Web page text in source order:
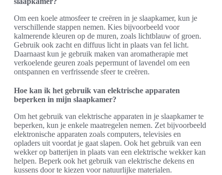
Om een koele atmosfeer te creëren in je slaapkamer, kun je
verschillende stappen nemen. Kies bijvoorbeeld voor
kalmerende kleuren op de muren, zoals lichtblauw of groen.
Gebruik ook zacht en diffuus licht in plaats van fel licht.
Daarnaast kun je gebruik maken van aromatherapie met
verkoelende geuren zoals pepermunt of lavendel om een
ontspannen en verfrissende sfeer te creëren.
Hoe kan ik het gebruik van elektrische apparaten
beperken in mijn slaapkamer?
Om het gebruik van elektrische apparaten in je slaapkamer te
beperken, kun je enkele maatregelen nemen. Zet bijvoorbeeld
elektronische apparaten zoals computers, televisies en
opladers uit voordat je gaat slapen. Ook het gebruik van een
wekker op batterijen in plaats van een elektrische wekker kan
helpen. Beperk ook het gebruik van elektrische dekens en
kussens door te kiezen voor natuurlijke materialen.